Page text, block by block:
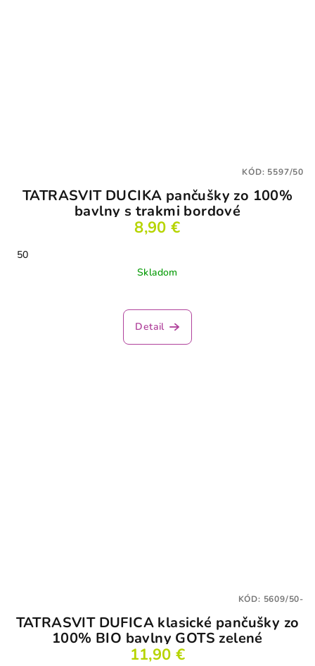
TATRASVIT DUCIKA pančušky zo 100%
bavlny s trakmi bordové
8,90 €
50
Skladom
Detail
KÓD: 5597/50
TATRASVIT DUFICA klasické pančušky zo
100% BIO bavlny GOTS zelené
11,90 €
KÓD: 5609/50-